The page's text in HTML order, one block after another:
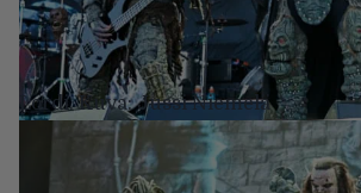
Lordi. Kuva: Jussi Niemelä